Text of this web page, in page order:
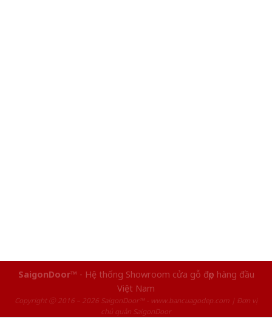
SaigonDoor™ - Hệ thống Showroom cửa gỗ đẹp hàng đầu
Việt Nam
Copyright ⓒ 2016 – 2026 SaigonDoor™ - www.bancuagodep.com | Đơn vị
chủ quản SaigonDoor